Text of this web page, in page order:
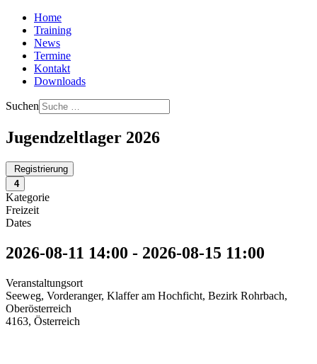
Home
Training
News
Termine
Kontakt
Downloads
Suchen
Jugendzeltlager 2026
Registrierung
4
Kategorie
Freizeit
Dates
2026-08-11 14:00 - 2026-08-15 11:00
Veranstaltungsort
Seeweg, Vorderanger, Klaffer am Hochficht, Bezirk Rohrbach,
Oberösterreich
4163, Österreich